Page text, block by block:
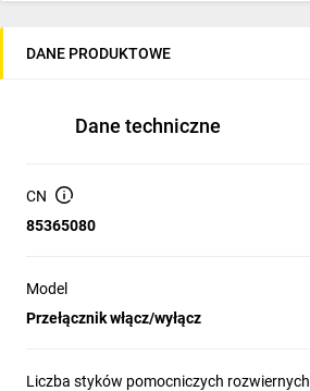
DANE PRODUKTOWE
Dane techniczne
CN
85365080
Model
Przełącznik włącz/wyłącz
Liczba styków pomocniczych rozwiernych